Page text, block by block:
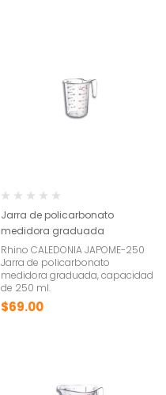
Jarra de policarbonato
medidora graduada
Rhino CALEDONIA JAPOME-250
Jarra de policarbonato
medidora graduada, capacidad
de 250 ml.
$69.00